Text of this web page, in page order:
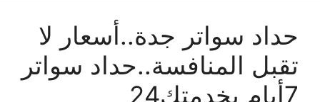
حداد سواتر جدة..أسعار لا
تقبل المنافسة..حداد سواتر
7أيام بخدمتك24